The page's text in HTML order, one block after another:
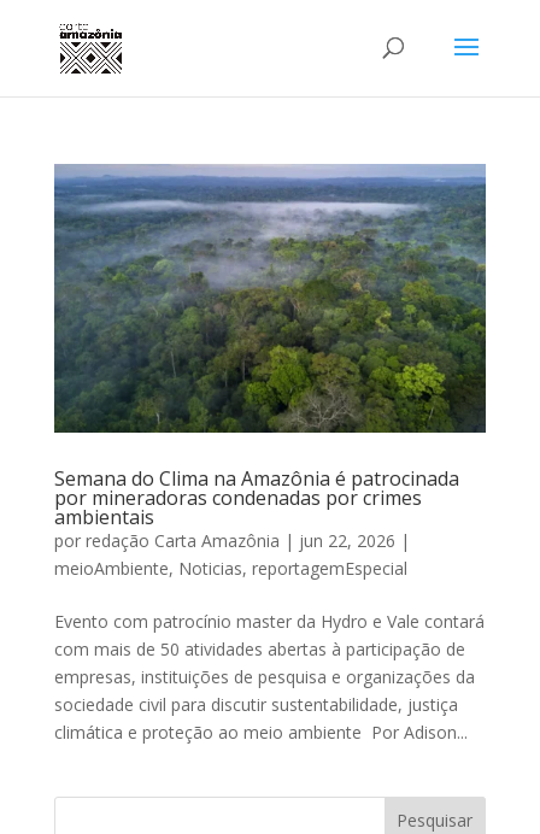
Semana do Clima na Amazônia é patrocinada
por mineradoras condenadas por crimes
ambientais
por redação Carta Amazônia | jun 22, 2026 |
meioAmbiente, Noticias, reportagemEspecial
Evento com patrocínio master da Hydro e Vale contará
com mais de 50 atividades abertas à participação de
empresas, instituições de pesquisa e organizações da
sociedade civil para discutir sustentabilidade, justiça
climática e proteção ao meio ambiente Por Adison...
Pesquisar